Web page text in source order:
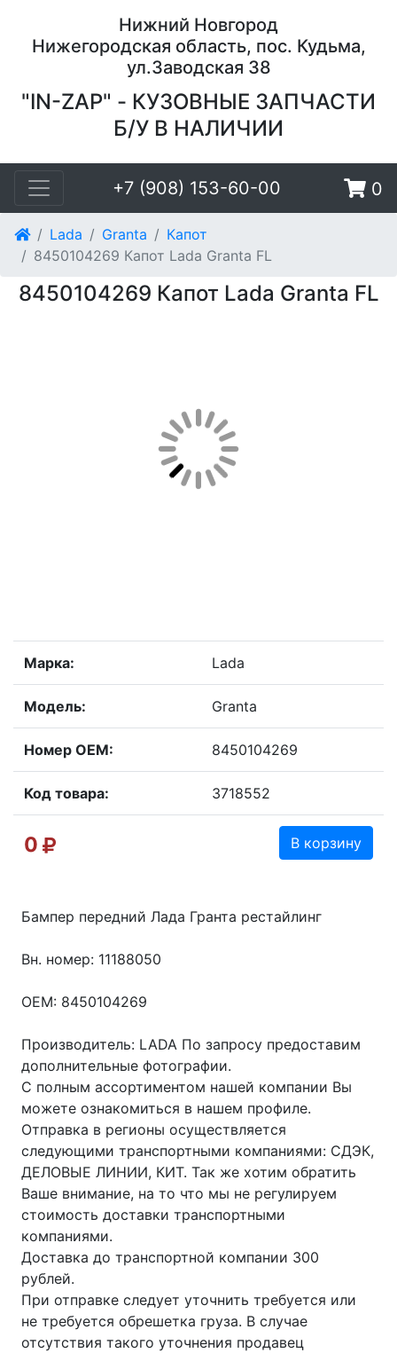
Нижний Новгород
Нижегородская область, пос. Кудьма,
ул.Заводская 38
"IN-ZAP" - КУЗОВНЫЕ ЗАПЧАСТИ
Б/У В НАЛИЧИИ
+7 (908) 153-60-00 0
Lada Granta
Капот
8450104269 Капот Lada Granta FL
8450104269 Капот Lada Granta FL
Марка: Lada
Модель: Granta
Номер OEM: 8450104269
Код товара: 3718552
0 В корзину
Бампер передний Лада Гранта рестайлинг
Вн. номер: 11188050
OEM: 8450104269
Производитель: LADA По запросу предоставим
дополнительные фотографии.
С полным ассортиментом нашей компании Вы
можете ознакомиться в нашем профиле.
Отправка в регионы осуществляется
следующими транспортными компаниями: СДЭК,
ДЕЛОВЫЕ ЛИНИИ, КИТ. Так же хотим обратить
Ваше внимание, на то что мы не регулируем
стоимость доставки транспортными
компаниями.
Доставка до транспортной компании 300
рублей.
При отправке следует уточнить требуется или
не требуется обрешетка груза. В случае
отсутствия такого уточнения продавец